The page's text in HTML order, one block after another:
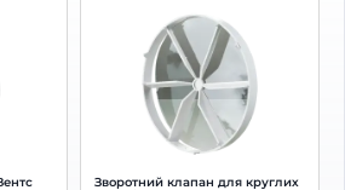
Зворотний клапан для круглих